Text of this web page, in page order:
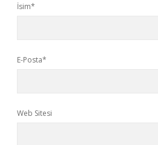
İsim*
E-Posta*
Web Sitesi